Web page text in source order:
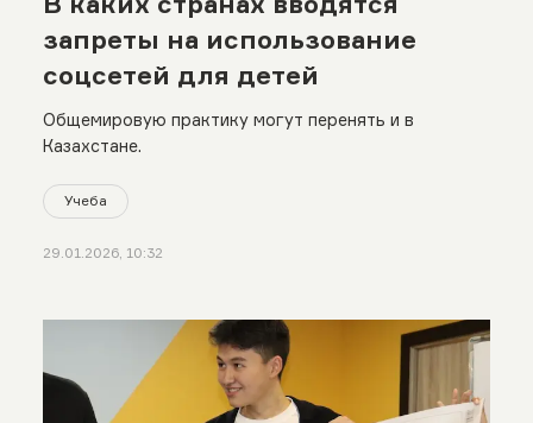
запреты на использование
соцсетей для детей
Общемировую практику могут перенять и в
Казахстане.
Учеба
29.01.2026, 10:32